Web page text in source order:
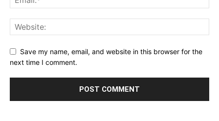
Save my name, email, and website in this browser for the
next time I comment.